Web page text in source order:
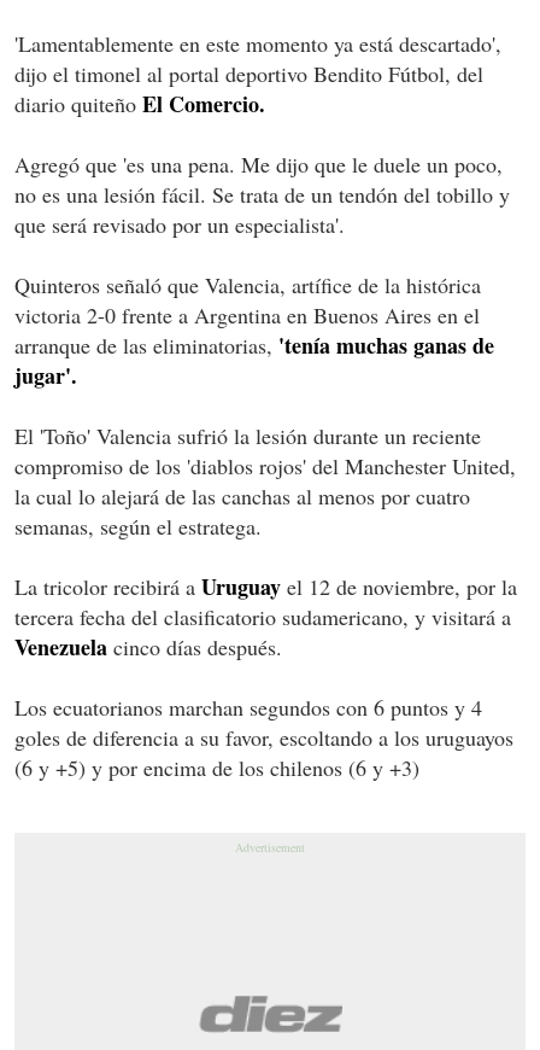
'Lamentablemente en este momento ya está descartado',
dijo el timonel al portal deportivo Bendito Fútbol, del
diario quiteño El Comercio.
Agregó que 'es una pena. Me dijo que le duele un poco,
no es una lesión fácil. Se trata de un tendón del tobillo y
que será revisado por un especialista'.
Quinteros señaló que Valencia, artífice de la histórica
victoria 2-0 frente a Argentina en Buenos Aires en el
arranque de las eliminatorias, 'tenía muchas ganas de
jugar'.
El 'Toño' Valencia sufrió la lesión durante un reciente
compromiso de los 'diablos rojos' del Manchester United,
la cual lo alejará de las canchas al menos por cuatro
semanas, según el estratega.
La tricolor recibirá a Uruguay el 12 de noviembre, por la
tercera fecha del clasificatorio sudamericano, y visitará a
Venezuela cinco días después.
Los ecuatorianos marchan segundos con 6 puntos y 4
goles de diferencia a su favor, escoltando a los uruguayos
(6 y +5) y por encima de los chilenos (6 y +3)